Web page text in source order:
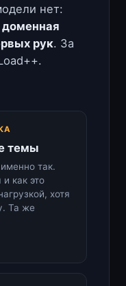
нет:
рук. За
темы
так.
как это
хотя
Та же